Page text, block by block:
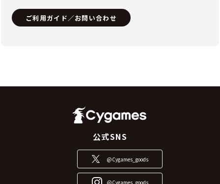
ご利用ガイド／お問い合わせ
公式SNS
@Cygames_goods
@Cygames_goods